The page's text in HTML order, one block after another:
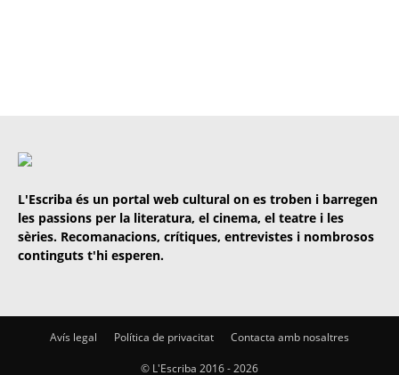
L'Escriba és un portal web cultural on es troben i barregen
les passions per la literatura, el cinema, el teatre i les
sèries. Recomanacions, crítiques, entrevistes i nombrosos
continguts t'hi esperen.
Avís legal Política de privacitat Contacta amb nosaltres
© L'Escriba 2016 -2026